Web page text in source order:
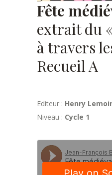
Fête
extrait du
à travers
Recueil A
Editeur : Henry
Niveau : Cycle 1